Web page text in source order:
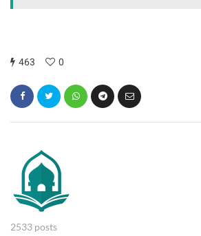
463 0
2533 posts